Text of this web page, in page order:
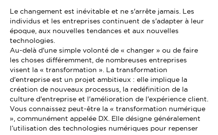
Le changement est inévitable et ne s'arrête jamais. Les
individus et les entreprises continuent de s'adapter à leur
époque, aux nouvelles tendances et aux nouvelles
technologies.
Au-delà d'une simple volonté de « changer » ou de faire
les choses différemment, de nombreuses entreprises
visent la « transformation ». La transformation
d'entreprise est un projet ambitieux : elle implique la
création de nouveaux processus, la redéfinition de la
culture d'entreprise et l'amélioration de l'expérience client.
Vous connaissez peut-être la « transformation numérique
», communément appelée DX. Elle désigne généralement
l’utilisation des technologies numériques pour repenser